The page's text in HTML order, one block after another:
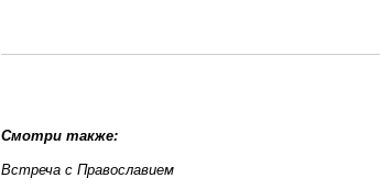
Смотри также:
Встреча с Православием